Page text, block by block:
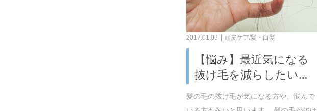
2017.01.09 頭皮ケア/髪・白髪
【悩み】最近気になる
抜け毛を減らしたい…
髪の毛の抜け毛が気になる方や、悩んで